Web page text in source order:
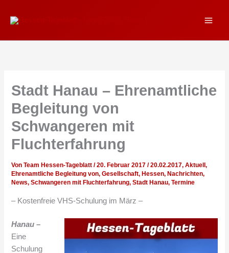
Inhalt
Stadt Hanau – Ehrenamtliche
Begleitung von
Schwangeren mit
Fluchterfahrung
VonTeam Hessen-Tageblatt/20. Februar 2017/20.02.2017,Aktuell,
Ehrenamtliche Begleitung von,Gesellschaft, Hessen, Nachrichten,
News,Schwangeren mit Fluchterfahrung,Stadt Hanau,Termine
– Kostenfreie VHS-Schulung im März –
Hanau –
Eine
Schulung